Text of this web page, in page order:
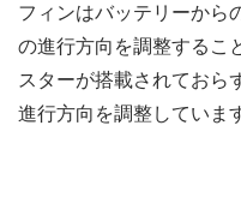
フィンはバッテリーから
の進行方向を調整するこ
スターが搭載されておら
進行方向を調整しています